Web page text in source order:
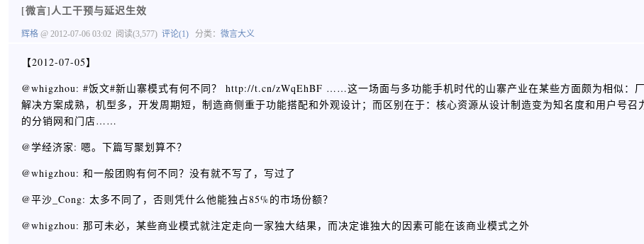
[微言]人工干预与延迟生效
辉格 @ 2012-07-06 03:02 阅读(3,577) 评论(1) 分类： 微言大义
【2012-07-05】
@whigzhou: #饭文#新山寨模式有何不同？ http://t.cn/zWqEhBF ……这一场面与多功能手机时代的山寨产业在某些方面颇为相似：厂
解决方案成熟，机型多，开发周期短，制造商侧重于功能搭配和外观设计；而区别在于：核心资源从设计制造变为知名度和用户号召
的分销网和门店……
@学经济家: 嗯。下篇写聚划算不？
@whigzhou: 和一般团购有何不同？没有就不写了，写过了
@平沙_Cong: 太多不同了，否则凭什么他能独占85%的市场份额？
@whigzhou: 那可未必，某些商业模式就注定走向一家独大结果，而决定谁独大的因素可能在该商业模式之外